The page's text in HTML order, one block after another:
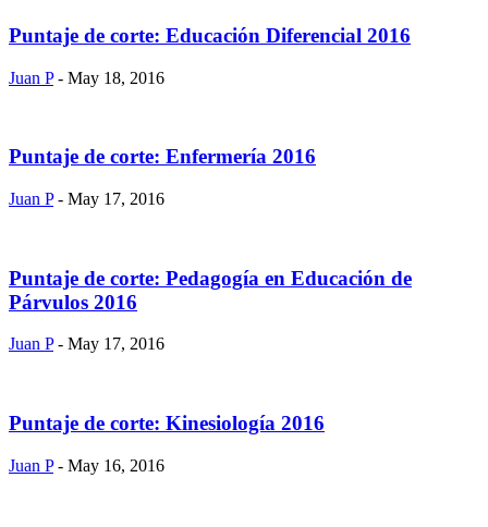
Puntaje de corte: Educación Diferencial 2016
Juan P - May 18, 2016
Puntaje de corte: Enfermería 2016
Juan P - May 17, 2016
Puntaje de corte: Pedagogía en Educación de
Párvulos 2016
Juan P - May 17, 2016
Puntaje de corte: Kinesiología 2016
Juan P - May 16, 2016